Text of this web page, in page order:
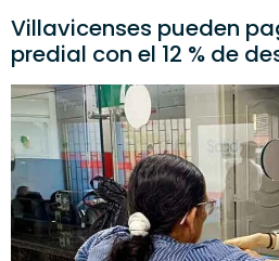
Villavicenses pueden
predial con el 12 % de